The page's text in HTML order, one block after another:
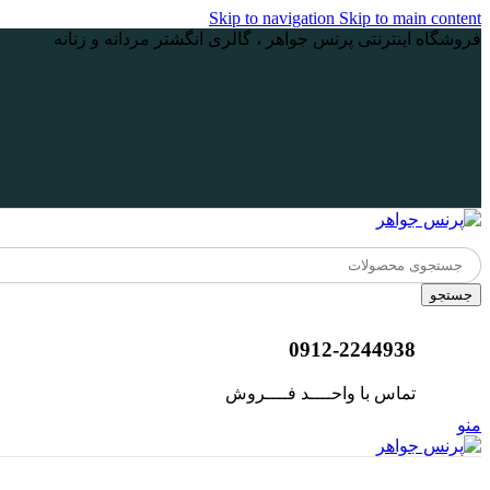
Skip to navigation Skip to main content
فروشگاه اینترنتی پرنس جواهر ، گالری انگشتر مردانه و زنانه
جستجو
0912-2244938
تماس با واحــــد فــــروش
منو